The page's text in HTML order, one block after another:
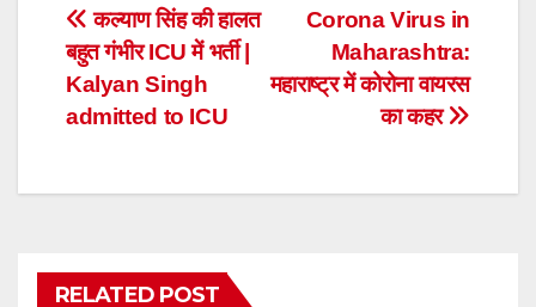
Post
navigation
Corona Virus in
Maharashtra:
महाराष्ट्र में कोरोना वायरस
का कहर
कल्याण सिंह की हालत
बहुत गंभीर ICU में भर्ती |
Kalyan Singh
admitted to ICU
RELATED POST